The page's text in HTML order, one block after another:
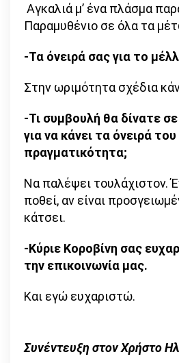
Αγκαλιά μ’ ένα πλάσμα
Παραμυθένιο σε όλα τα
-Τα όνειρά σας για το
Στην ωριμότητα σχέδια
-Τι συμβουλή θα δίνατε
για να κάνει τα όνειρά του
πραγματικότητα;
Να παλέψει τουλάχιστον.
ποθεί, αν είναι
κάτσει.
-Κύριε Κοροβίνη σας
την επικοινωνία μας.
Και εγώ ευχαριστώ.
Συνέντευξη στον Χρήστο